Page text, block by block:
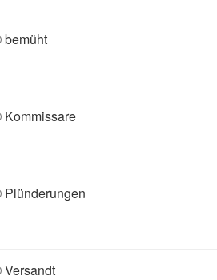
bemüht
Kommissare
Plünderungen
Versandt